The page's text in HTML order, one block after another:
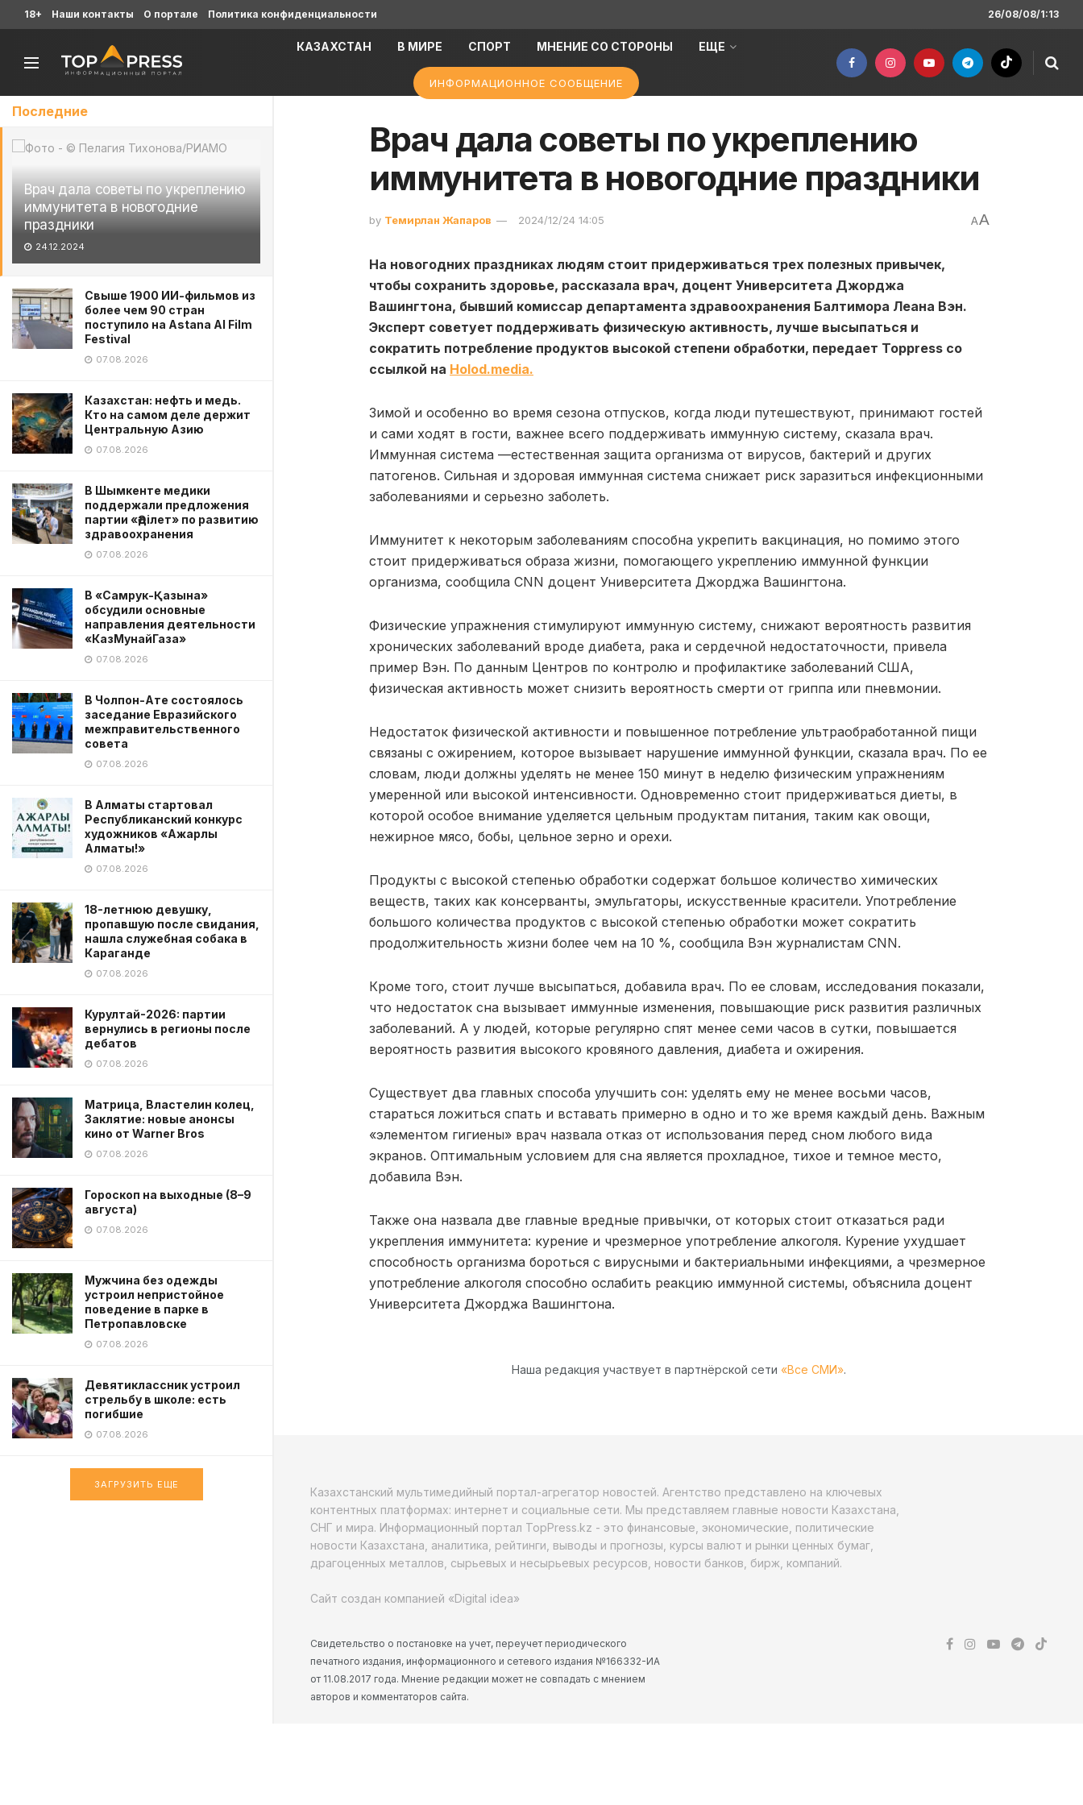
Последние
Врач дала советы по укреплению
иммунитета в новогодние
праздники
24.12.2024
Свыше 1900 ИИ-фильмов из
более чем 90 стран
поступило на Astana AI Film
Festival
07.08.2026
Казахстан: нефть и медь.
Кто на самом деле держит
Центральную Азию
07.08.2026
В Шымкенте медики
поддержали предложения
партии «Әділет» по развитию
здравоохранения
07.08.2026
В «Самрук-Қазына»
обсудили основные
направления деятельности
«КазМунайГаза»
07.08.2026
В Чолпон-Ате состоялось
заседание Евразийского
межправительственного
совета
07.08.2026
В Алматы стартовал
Республиканский конкурс
художников «Ажарлы
Алматы!»
07.08.2026
18-летнюю девушку,
пропавшую после свидания,
нашла служебная собака в
Караганде
07.08.2026
Курултай-2026: партии
вернулись в регионы после
дебатов
07.08.2026
Матрица, Властелин колец,
Заклятие: новые анонсы
кино от Warner Bros
07.08.2026
Гороскоп на выходные (8–9
августа)
07.08.2026
Мужчина без одежды
устроил непристойное
поведение в парке в
Петропавловске
07.08.2026
Девятиклассник устроил
стрельбу в школе: есть
погибшие
07.08.2026
ЗАГРУЗИТЬ ЕЩЕ
18+ Наши контакты О портале Политика конфиденциальности 26/08/08/1:13
КАЗАХСТАН В МИРЕ СПОРТ МНЕНИЕ СО СТОРОНЫ ЕЩЕ
ИНФОРМАЦИОННОЕ СООБЩЕНИЕ
Врач дала советы по укреплению
иммунитета в новогодние праздники
by Темирлан Жапаров 2024/12/24 14:05 AA
На новогодних праздниках людям стоит придерживаться трех полезных привычек,
чтобы сохранить здоровье, рассказала врач, доцент Университета Джорджа
Вашингтона, бывший комиссар департамента здравоохранения Балтимора Леана Вэн.
Эксперт советует поддерживать физическую активность, лучше высыпаться и
сократить потребление продуктов высокой степени обработки, передает Toppress со
ссылкой на Нolod.media.
Зимой и особенно во время сезона отпусков, когда люди путешествуют, принимают гостей
и сами ходят в гости, важнее всего поддерживать иммунную систему, сказала врач.
Иммунная система —естественная защита организма от вирусов, бактерий и других
патогенов. Сильная и здоровая иммунная система снижает риск заразиться инфекционными
заболеваниями и серьезно заболеть.
Иммунитет к некоторым заболеваниям способна укрепить вакцинация, но помимо этого
стоит придерживаться образа жизни, помогающего укреплению иммунной функции
организма, сообщила CNN доцент Университета Джорджа Вашингтона.
Физические упражнения стимулируют иммунную систему, снижают вероятность развития
хронических заболеваний вроде диабета, рака и сердечной недостаточности, привела
пример Вэн. По данным Центров по контролю и профилактике заболеваний США,
физическая активность может снизить вероятность смерти от гриппа или пневмонии.
Недостаток физической активности и повышенное потребление ультраобработанной пищи
связаны с ожирением, которое вызывает нарушение иммунной функции, сказала врач. По ее
словам, люди должны уделять не менее 150 минут в неделю физическим упражнениям
умеренной или высокой интенсивности. Одновременно стоит придерживаться диеты, в
которой особое внимание уделяется цельным продуктам питания, таким как овощи,
нежирное мясо, бобы, цельное зерно и орехи.
Продукты с высокой степенью обработки содержат большое количество химических
веществ, таких как консерванты, эмульгаторы, искусственные красители. Употребление
большого количества продуктов с высокой степенью обработки может сократить
продолжительность жизни более чем на 10 %, сообщила Вэн журналистам CNN.
Кроме того, стоит лучше высыпаться, добавила врач. По ее словам, исследования показали,
что недостаток сна вызывает иммунные изменения, повышающие риск развития различных
заболеваний. А у людей, которые регулярно спят менее семи часов в сутки, повышается
вероятность развития высокого кровяного давления, диабета и ожирения.
Существует два главных способа улучшить сон: уделять ему не менее восьми часов,
стараться ложиться спать и вставать примерно в одно и то же время каждый день. Важным
«элементом гигиены» врач назвала отказ от использования перед сном любого вида
экранов. Оптимальным условием для сна является прохладное, тихое и темное место,
добавила Вэн.
Также она назвала две главные вредные привычки, от которых стоит отказаться ради
укрепления иммунитета: курение и чрезмерное употребление алкоголя. Курение ухудшает
способность организма бороться с вирусными и бактериальными инфекциями, а чрезмерное
употребление алкоголя способно ослабить реакцию иммунной системы, объяснила доцент
Университета Джорджа Вашингтона.
Наша редакция участвует в партнёрской сети «Все СМИ».
Казахстанский мультимедийный портал-агрегатор новостей. Агентство представлено на ключевых
контентных платформах: интернет и социальные сети. Мы представляем главные новости Казахстана,
СНГ и мира. Информационный портал TopPress.kz - это финансовые, экономические, политические
новости Казахстана, аналитика, рейтинги, выводы и прогнозы, курсы валют и рынки ценных бумаг,
драгоценных металлов, сырьевых и несырьевых ресурсов, новости банков, бирж, компаний.
Сайт создан компанией «Digital idea»
Свидетельство о постановке на учет, переучет периодического
печатного издания, информационного и сетевого издания №166332-ИА
от 11.08.2017 года. Мнение редакции может не совпадать с мнением
авторов и комментаторов сайта.